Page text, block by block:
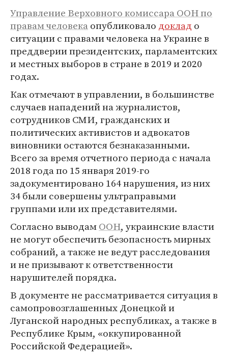
Управление Верховного комиссара ООН по
правам человекаопубликовало доклад о
ситуации с правами человека на Украине в
преддверии президентских, парламентских
и местных выборов в стране в 2019 и 2020
годах.
Как отмечают в управлении, в большинстве
случаев нападений на журналистов,
сотрудников СМИ, гражданских и
политических активистов и адвокатов
виновники остаются безнаказанными.
Всего за время отчетного периода с начала
2018 года по 15 января 2019-го
задокументировано 164 нарушения, из них
34 были совершены ультраправыми
группами или их представителями.
Согласно выводамООН, украинские власти
не могут обеспечить безопасность мирных
собраний, а также не ведут расследования
и не призывают к ответственности
нарушителей порядка.
В документе не рассматривается ситуация в
самопровозглашенных Донецкой и
Луганской народных республиках, а также в
Республике Крым, «оккупированной
Российской Федерацией».